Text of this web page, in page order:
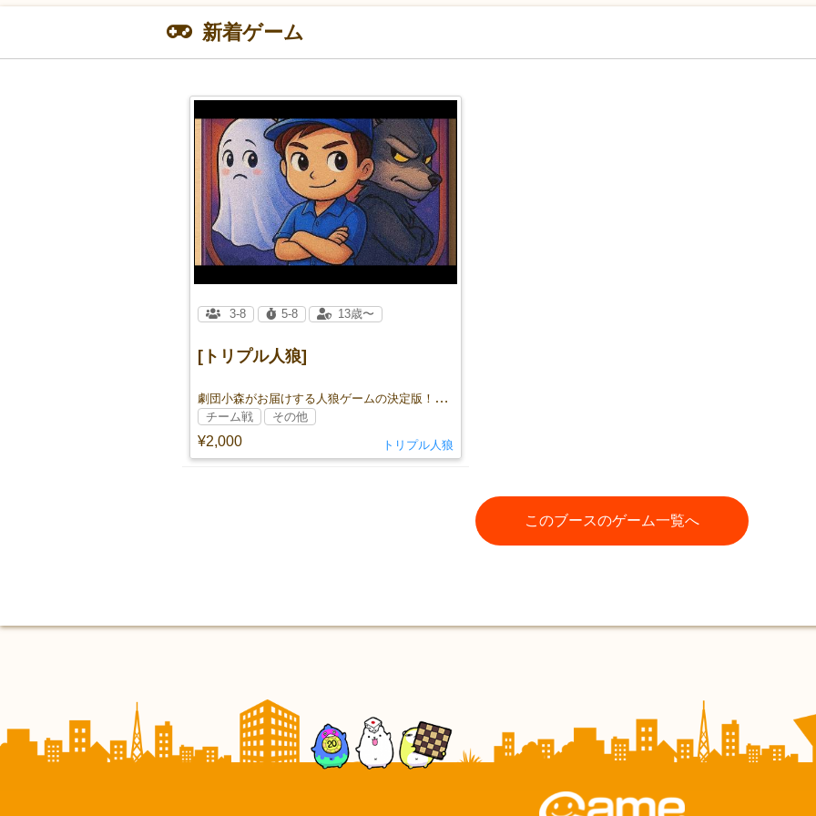
新着ゲーム
[トリプル人狼]
劇団小森がお届けする人狼ゲームの決定版！？プレイヤー全員能力者になれるスーパースリリングな人狼ゲーム！
¥2,000
3-8 5-8 13歳〜
チーム戦 その他
トリプル人狼
このブースのゲーム一覧へ